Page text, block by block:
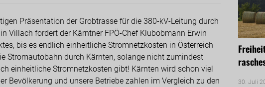
Präsentation der Grobtrasse für die 380-kV-Leitung durch
Villach fordert der Kärntner FPÖ-Chef Klubobmann Erwin
bis es endlich einheitliche Stromnetzkosten in Österreich
Stromautobahn durch Kärnten, solange nicht zumindest
einheitliche Stromnetzkosten gibt! Kärnten wird schon viel
Bevölkerung und unsere Betriebe zahlen im Vergleich zu den
30. Juli